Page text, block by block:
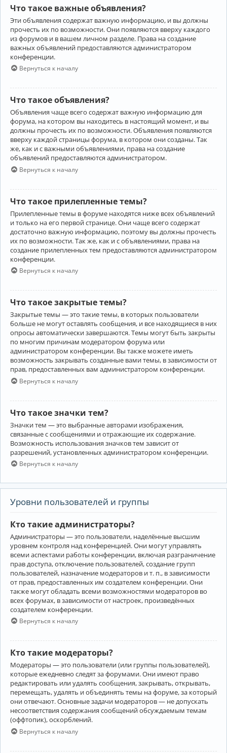
Что такое важные объявления?
Эти объявления содержат важную информацию, и вы должны
прочесть их по возможности. Они появляются вверху каждого
из форумов и в вашем личном разделе. Права на создание
важных объявлений предоставляются администратором
конференции.
Вернуться к началу
Что такое объявления?
Объявления чаще всего содержат важную информацию для
форума, на котором вы находитесь в настоящий момент, и вы
должны прочесть их по возможности. Объявления появляются
вверху каждой страницы форума, в котором они созданы. Так
же, как и с важными объявлениями, права на создание
объявлений предоставляются администратором.
Вернуться к началу
Что такое прилепленные темы?
Прилепленные темы в форуме находятся ниже всех объявлений
и только на его первой странице. Они чаще всего содержат
достаточно важную информацию, поэтому вы должны прочесть
их по возможности. Так же, как и с объявлениями, права на
создание прилепленных тем предоставляются администратором
конференции.
Вернуться к началу
Что такое закрытые темы?
Закрытые темы — это такие темы, в которых пользователи
больше не могут оставлять сообщения, и все находящиеся в них
опросы автоматически завершаются. Темы могут быть закрыты
по многим причинам модератором форума или
администратором конференции. Вы также можете иметь
возможность закрывать созданные вами темы, в зависимости от
прав, предоставленных вам администратором конференции.
Вернуться к началу
Что такое значки тем?
Значки тем — это выбранные авторами изображения,
связанные с сообщениями и отражающие их содержание.
Возможность использования значков тем зависит от
разрешений, установленных администратором конференции.
Вернуться к началу
Уровни пользователей и группы
Кто такие администраторы?
Администраторы — это пользователи, наделённые высшим
уровнем контроля над конференцией. Они могут управлять
всеми аспектами работы конференции, включая разграничение
прав доступа, отключение пользователей, создание групп
пользователей, назначение модераторов и т. п., в зависимости
от прав, предоставленных им создателем конференции. Они
также могут обладать всеми возможностями модераторов во
всех форумах, в зависимости от настроек, произведённых
создателем конференции.
Вернуться к началу
Кто такие модераторы?
Модераторы — это пользователи (или группы пользователей),
которые ежедневно следят за форумами. Они имеют право
редактировать или удалять сообщения, закрывать, открывать,
перемещать, удалять и объединять темы на форуме, за который
они отвечают. Основные задачи модераторов — не допускать
несоответствия содержания сообщений обсуждаемым темам
(оффтопик), оскорблений.
Вернуться к началу